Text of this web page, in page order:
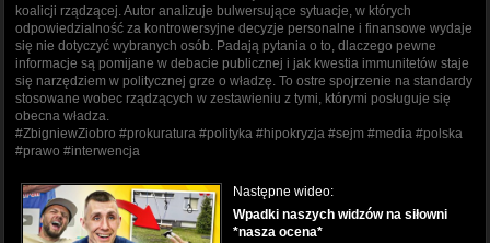
koalicji rządzącej. Autor analizuje bulwersujące sytuacje, w których
odpowiedzialność za kontrowersyjne decyzje personalne i finansowe wydaje
się nie dotyczyć wybranych osób. Padają pytania o to, dlaczego pewne
informacje są pomijane w debacie publicznej i jak kwestia immunitetów staje
się narzędziem w politycznej grze o władzę. To ostre spojrzenie na standardy
stosowane wobec rządzących w zestawieniu z tymi, którymi posługuje się
obecna władza.
#ZbigniewZiobro #prokuratura #polityka #hipokryzja #sejm #media #polska
#prawo #interwencja
Następne wideo:
Wpadki naszych widzów na siłowni
*nasza ocena*